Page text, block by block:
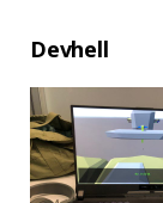
Devhell